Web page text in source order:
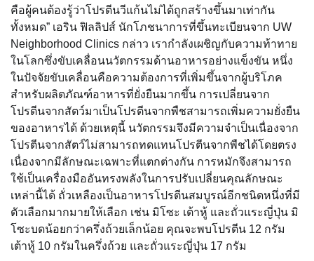
คือผู้คนต้องรู้ว่าโปรตีนวีแก้นไม่ได้ถูกสร้างขึ้นมาเท่ากัน
ทั้งหมด” เอริน ฟิลลิปส์ นักโภชนาการที่ขึ้นทะเบียนจาก UW
Neighborhood Clinics กล่าว เรากำลังเผชิญกับความท้าทาย
ในโลกซึ่งขับเคลื่อนนวัตกรรมด้านอาหารอย่างแข็งขัน หนึ่ง
ในปัจจัยขับเคลื่อนคือความต้องการที่เพิ่มขึ้นจากผู้บริโภค
สำหรับผลิตภัณฑ์อาหารที่ยั่งยืนมากขึ้น การเปลี่ยนจาก
โปรตีนจากสัตว์มาเป็นโปรตีนจากพืชสามารถเพิ่มความยั่งยืน
ของอาหารได้ ด้วยเหตุนี้ นวัตกรรมจึงมีความจำเป็นเนื่องจาก
โปรตีนจากสัตว์ไม่สามารถทดแทนโปรตีนจากพืชได้โดยตรง
เนื่องจากมีลักษณะเฉพาะที่แตกต่างกัน การหมักจึงสามารถ
ใช้เป็นเครื่องมืออันทรงพลังในการปรับเปลี่ยนคุณลักษณะ
เหล่านี้ได้ ถั่วเหลืองเป็นอาหารโปรตีนสมบูรณ์อีกชนิดหนึ่งที่มี
ตัวเลือกมากมายให้เลือก เช่น มิโซะ เต้าหู้ และถั่วแระญี่ปุ่น มิ
โซะบดน้อยกว่าครึ่งถ้วยเล็กน้อย คุณจะพบโปรตีน 12 กรัม
เต้าหู้ 10 กรัมในครึ่งถ้วย และถั่วแระญี่ปุ่น 17 กรัม